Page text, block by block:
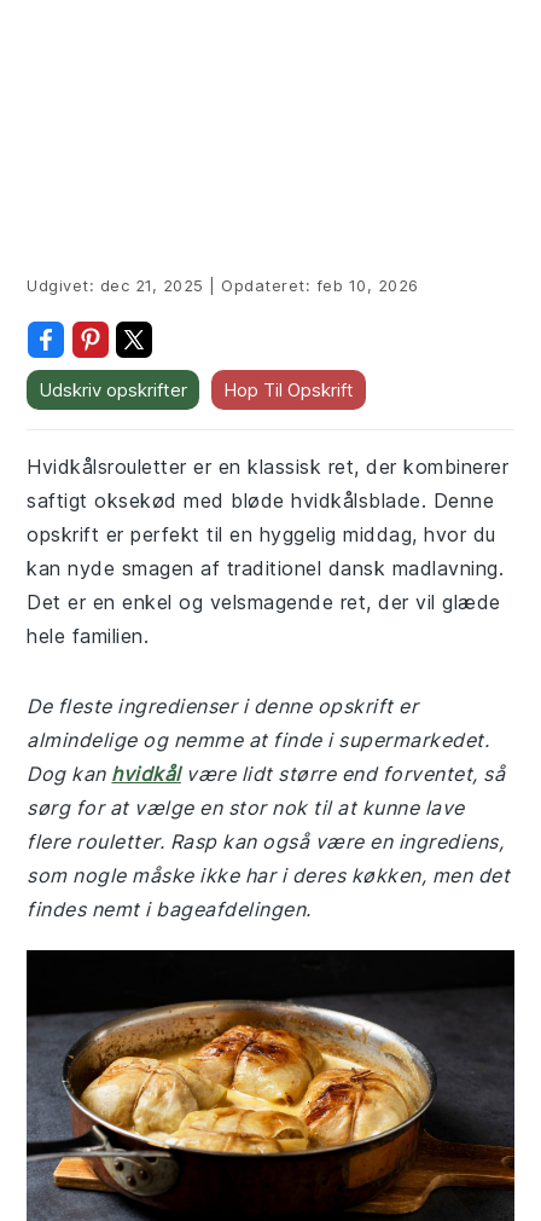
Udgivet: dec 21, 2025 Opdateret: feb 10, 2026
Udskriv opskrifter Hop Til Opskrift
Hvidkålsrouletter er en klassisk ret, der kombinerer
saftigt oksekød med bløde hvidkålsblade. Denne
opskrift er perfekt til en hyggelig middag, hvor du
kan nyde smagen af traditionel dansk madlavning.
Det er en enkel og velsmagende ret, der vil glæde
hele familien.
De fleste ingredienser i denne opskrift er
almindelige og nemme at finde i supermarkedet.
Dog kan hvidkålvære lidt større end forventet, så
sørg for at vælge en stor nok til at kunne lave
flere rouletter. Rasp kan også være en ingrediens,
som nogle måske ikke har i deres køkken, men det
findes nemt i bageafdelingen.